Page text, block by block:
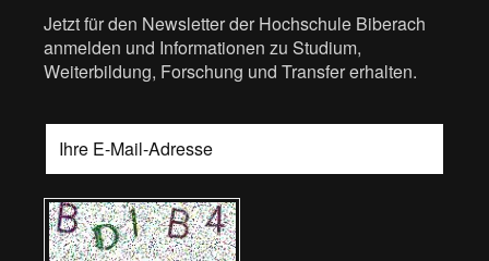
Jetzt für den Newsletter der Hochschule Biberach
anmelden und Informationen zu Studium,
Weiterbildung, Forschung und Transfer erhalten.